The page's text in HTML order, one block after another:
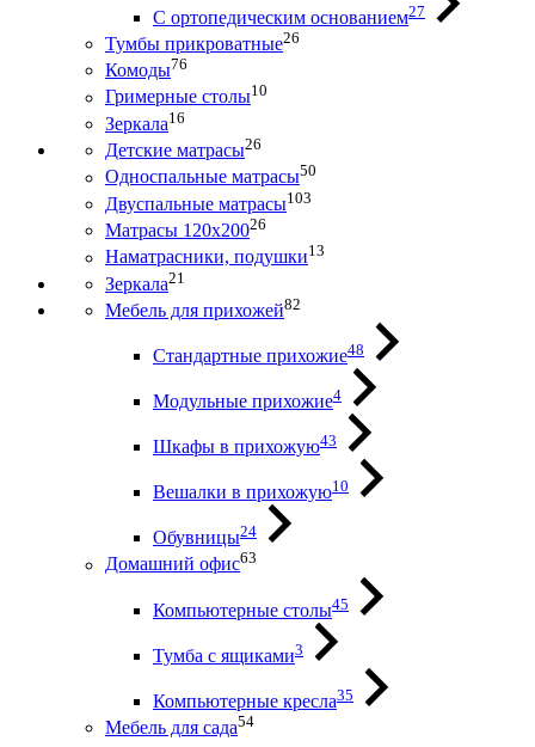
С ортопедическим основанием27
Тумбы прикроватные26
Комоды76
Гримерные столы10
Зеркала16
Детские матрасы26
Односпальные матрасы50
Двуспальные матрасы103
Матрасы 120х20026
Наматрасники, подушки13
Зеркала21
Мебель для прихожей82
Стандартные прихожие48
Модульные прихожие4
Шкафы в прихожую43
Вешалки в прихожую10
Обувницы24
Домашний офис63
Компьютерные столы45
Тумба с ящиками3
Компьютерные кресла35
Мебель для сада54